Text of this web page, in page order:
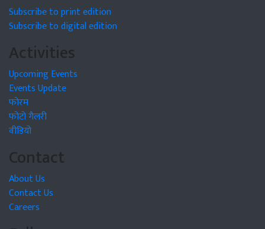
Subscribe to print edition
Subscribe to digital edition
Activities
Upcoming Events
Events Update
फोरम
फोटो गैलरी
वीडियो
Contact
About Us
Contact Us
Careers